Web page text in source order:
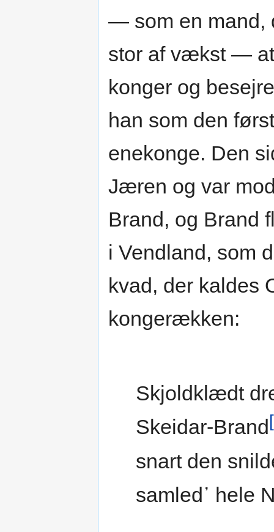
— som en mand,
stor af vækst —
konger og
han som den
enekonge. Den
Jæren og var
Brand, og Brand
i Vendland, som
kvad, der kaldes
kongerækken:
Skjoldklædt
Skeidar-Brand
snart den
samled᾿ hele